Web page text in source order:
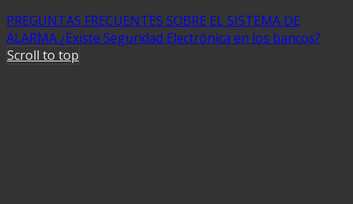
PREGUNTAS FRECUENTES SOBRE EL SISTEMA DE
ALARMA¿Existe Seguridad Electrónica en los bancos?
Scroll to top